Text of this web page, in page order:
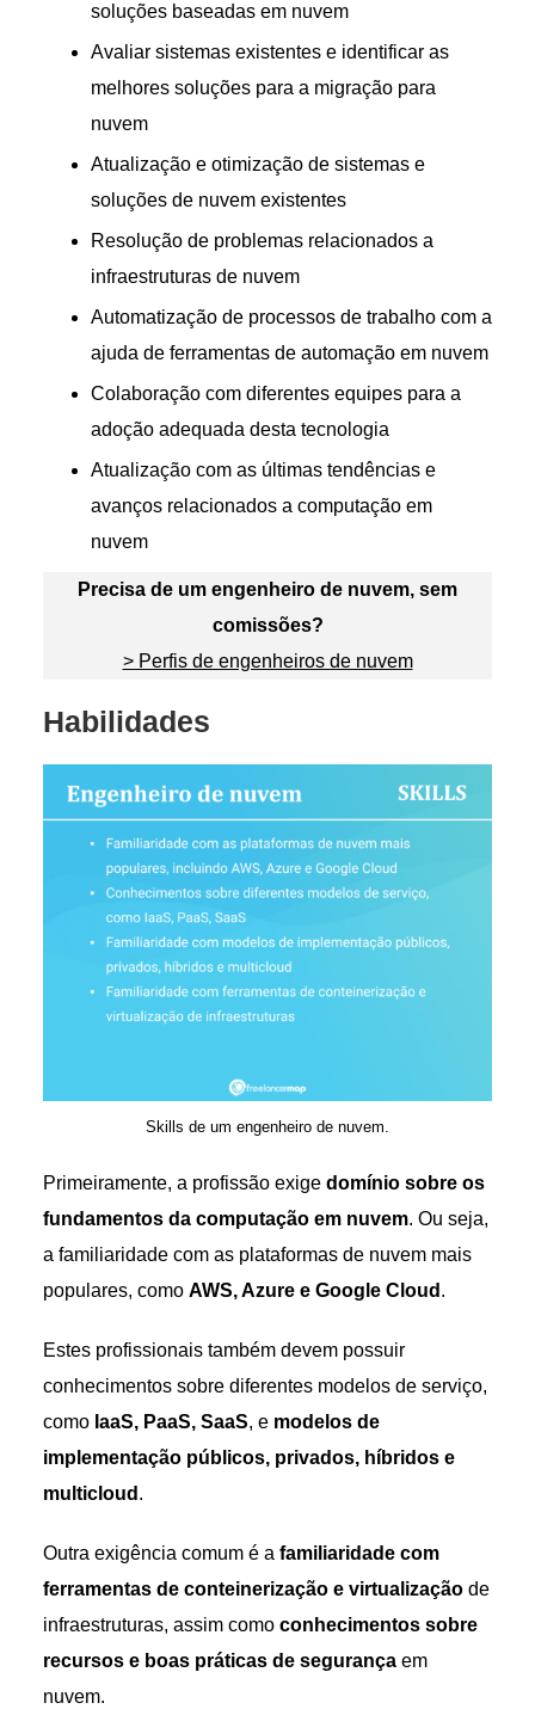
soluções baseadas em nuvem
Avaliar sistemas existentes e identificar as
melhores soluções para a migração para
nuvem
Atualização e otimização de sistemas e
soluções de nuvem existentes
Resolução de problemas relacionados a
infraestruturas de nuvem
Automatização de processos de trabalho com a
ajuda de ferramentas de automação em nuvem
Colaboração com diferentes equipes para a
adoção adequada desta tecnologia
Atualização com as últimas tendências e
avanços relacionados a computação em
nuvem
Precisa de um engenheiro de nuvem, sem
comissões?
> Perfis de engenheiros de nuvem
Habilidades
Skills de um engenheiro de nuvem.
Primeiramente, a profissão exige domínio sobre os
fundamentos da computação em nuvem. Ou seja,
a familiaridade com as plataformas de nuvem mais
populares, como AWS, Azure e Google Cloud .
Estes profissionais também devem possuir
conhecimentos sobre diferentes modelos de serviço,
como IaaS, PaaS, SaaS, e modelos de
implementação públicos, privados, híbridos e
multicloud .
Outra exigência comum é a familiaridade com
ferramentas de conteinerização e virtualizaçãode
infraestruturas, assim como conhecimentos sobre
recursos e boas práticas de segurançaem
nuvem.